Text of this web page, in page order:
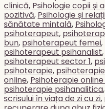
clinică, Psihologie copii și
pozitivă, Psihologie și
sănătate mintală,
psihoterapeut,
bun, psihoterapeut femei,
psihoterapeut psihanalist,
psihoterapeut sector 1,
psihoterapie,
online, Psihoterapie
psihoterapie psihanalitica,
scrisului în viața de zi cu zi,